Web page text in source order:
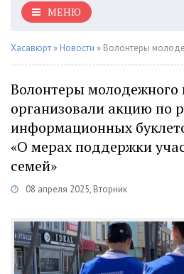
МЕНЮ
Хасавюрт » Новости » Волонтеры молодежного центра организовали акцию по
Волонтеры молодежного
организовали акцию по
информационных
«О мерах поддержки
семей»
08 апреля 2025, Вторник